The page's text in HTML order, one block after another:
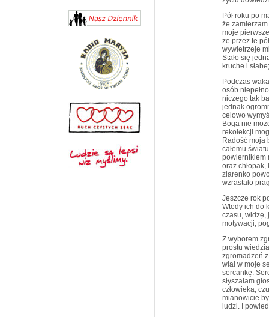
Pół roku po
że
moje
że przez te
wywietrzeje
Stało się
kruche i
Podczas
osób
niczego tak
jednak
celowo
Boga nie
rekolekcji
Radość moja
całemu
powiernikiem
oraz chłopak,
ziarenko
wzrastało
Jeszcze rok
Wtedy ich do
czasu, widzę,
motywacji,
Z wyborem
prostu
zgromadzeń
wlał w moje
sercankę.
słyszałam
człowieka,
mianowicie
ludzi. I